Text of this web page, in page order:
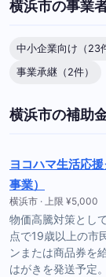
横浜市の事業
中小企業向け（23
事業承継（2件）
横浜市の補助
ヨコハマ生活応
事業）
横浜市 · 上限 ¥5,000
物価高騰対策とし
点で19歳以上の市
ンまたは商品券を
はがきを発送予定。